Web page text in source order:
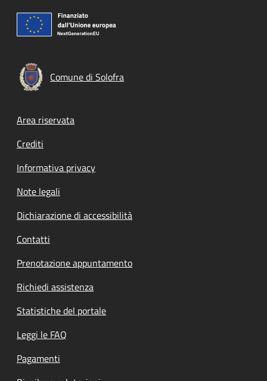
Comune di Solofra
Footer menu
Area riservata
Crediti
Informativa privacy
Note legali
Dichiarazione di accessibilità
Contatti
Prenotazione appuntamento
Richiedi assistenza
Statistiche del portale
Leggi le FAQ
Pagamenti